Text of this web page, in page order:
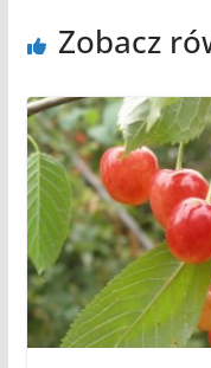
Zobacz